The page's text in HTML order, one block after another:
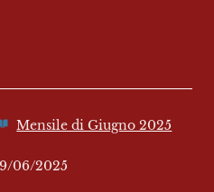
Mensile di Giugno 2025
06/2025